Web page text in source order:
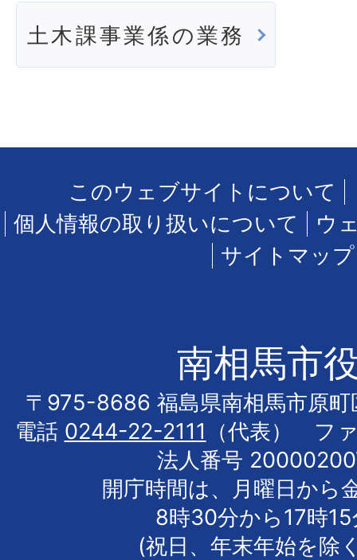
土木課事業係の業務
このウェブサイトについて
個人情報の取り扱いについて
ウ
サイトマップ
南相馬市
〒975-8686 福島県南相馬市原町
電話 0244-22-2111
（代表） フ
法人番号
開庁時間は、月曜日から
8時30分から17時
(祝日、年末年始を除